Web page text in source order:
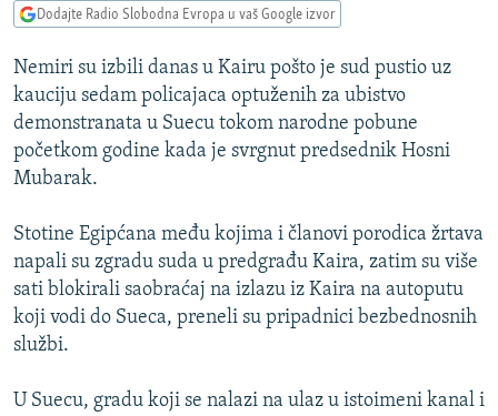
na
VIDEO
FOTOGALERIJE
INFOGRAFIKE
PODCASTI
RAT U UKRAJINI
KINA NA BALKANU
RSE PRIČE IZ SVIJETA
ISPRIČAJ MI
DNEVNO@RSE
SPECIJALI RSE
VIŠE OD NASLOVA
GENOCID U SREBRENICI
POPLAVE I KLIZIŠTA U BIH 2024.
PRATITE NAS
Dodajte Radio Slobodna Evropa u vaš Google izvor
Nemiri su izbili danas u Kairu pošto je sud pustio uz
kauciju sedam policajaca optuženih za ubistvo
demonstranata u Suecu tokom narodne pobune
početkom godine kada je svrgnut predsednik Hosni
Mubarak.
Stotine Egipćana među kojima i članovi porodica žrtava
napali su zgradu suda u predgrađu Kaira, zatim su više
sati blokirali saobraćaj na izlazu iz Kaira na autoputu
koji vodi do Sueca, preneli su pripadnici bezbednosnih
službi.
U Suecu, gradu koji se nalazi na ulaz u istoimeni kanal i